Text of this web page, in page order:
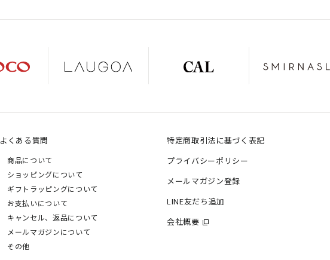
よくある質問
商品について
ショッピングについて
ギフトラッピングについて
お支払いについて
キャンセル、返品について
メールマガジンについて
その他
特定商取引法に基づく表記
プライバシーポリシー
メールマガジン登録
LINE友だち追加
会社概要